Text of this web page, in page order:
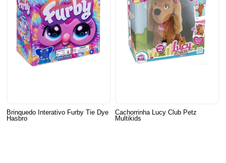
Brinquedo Interativo Furby Tie Dye
Hasbro
Cachorrinha Lucy Club Petz
Multikids